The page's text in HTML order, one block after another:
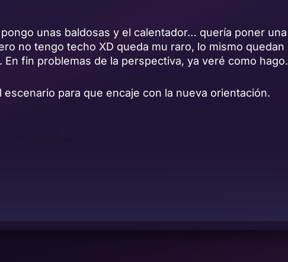
unas baldosas y el calentador… quería poner una
no tengo techo XD queda mu raro, lo mismo quedan
fin problemas de la perspectiva, ya veré como hago.
para que encaje con la nueva orientación.